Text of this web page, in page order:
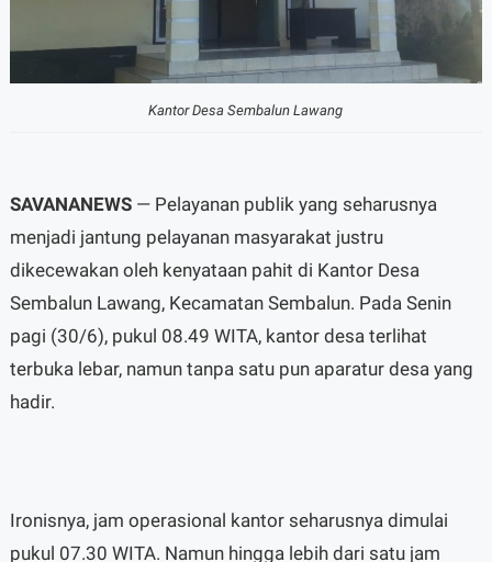
Kantor Desa Sembalun Lawang
SAVANANEWS— Pelayanan publik yang seharusnya
menjadi jantung pelayanan masyarakat justru
dikecewakan oleh kenyataan pahit di Kantor Desa
Sembalun Lawang, Kecamatan Sembalun. Pada Senin
pagi (30/6), pukul 08.49 WITA, kantor desa terlihat
terbuka lebar, namun tanpa satu pun aparatur desa yang
hadir.
Ironisnya, jam operasional kantor seharusnya dimulai
pukul 07.30 WITA. Namun hingga lebih dari satu jam